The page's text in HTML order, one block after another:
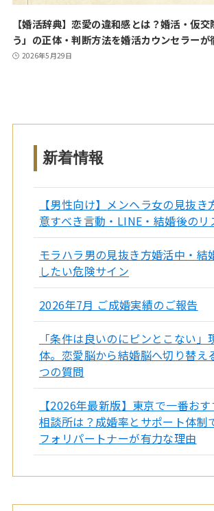
【婚活辞典】恋愛の違和感とは？婚活・仮
う」の正体・判断方法を婚活カウンセラーが
2026年5月29日
新着情報
【男性向け】メンヘラ女の見抜き
意すべき言動・LINE・結婚後のリ
モラハラ男の見抜き方婚活中・結
したい危険サイン
2026年7月 ご成婚実績のご報告
「条件は良いのにピンとこない」
体。恋愛脳から結婚脳へ切り替え
つの質問
【2026年最新版】東京で一番お
相談所は？成婚率とサポート体制
フォリパートナーが有力な理由